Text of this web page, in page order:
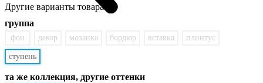
Другие варианты товара:
группа
фон декор мозаика бордюр вставка плинтус
ступень
та же коллекция, другие оттенки